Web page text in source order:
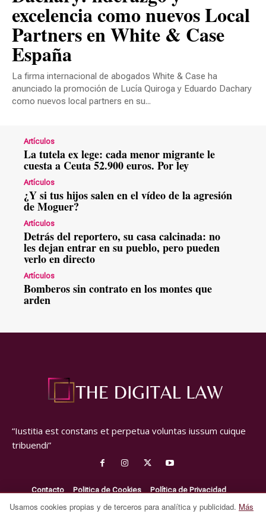
Usamos cookies propias y de terceros para analítica y publicidad. Más
excelencia como nuevos Local
Partners en White & Case
España
La firma internacional de abogados White & Case ha
anunciado la promoción de Lucía Quiroga y Eduardo Dachary
como nuevos local partners en su...
Artículos
La tutela ex lege: cada menor migrante le
cuesta a Ceuta 52.900 euros. Por ley
Artículos
¿Y si tus hijos salen en el vídeo de la agresión
de Moguer?
Artículos
Detrás del reportero, su casa calcinada: no
les dejan entrar en su pueblo, pero pueden
verlo en directo
Artículos
Bomberos sin contrato en los montes que
arden
“Iustitia est constans et perpetua voluntas iussum cuique
tribuendi”
Contacto Politica de Cookies
Política de Privacidad